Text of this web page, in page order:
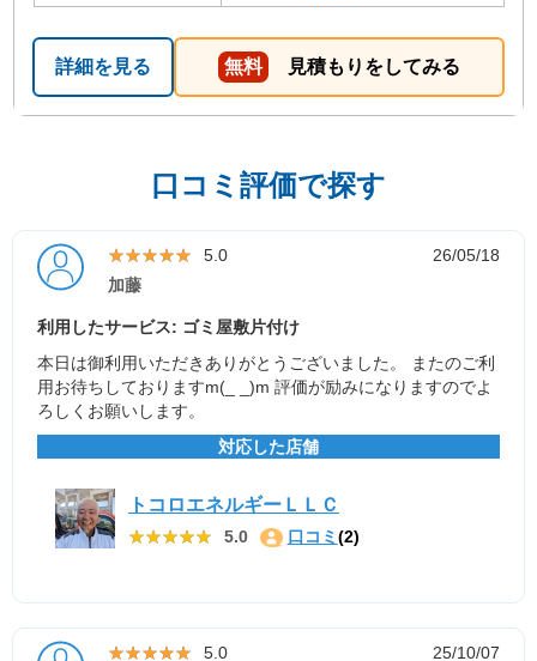
詳細を見る 無料 見積もりをしてみる
口コミ評価で探す
★★★★★
★★★★★ 5.0
26/05/18
加藤
利用したサービス: ゴミ屋敷片付け
本日は御利用いただきありがとうございました。 またのご利
用お待ちしておりますm(_ _)m 評価が励みになりますのでよ
ろしくお願いします。
対応した店舗
トコロエネルギーＬＬＣ
★★★★★
★★★★★ 5.0 口コミ (2)
★★★★★
★★★★★ 5.0 25/10/07